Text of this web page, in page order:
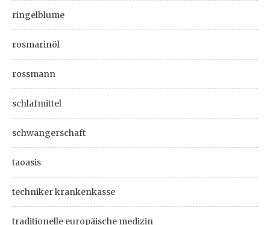
ringelblume
rosmarinöl
rossmann
schlafmittel
schwangerschaft
taoasis
techniker krankenkasse
traditionelle europäische medizin